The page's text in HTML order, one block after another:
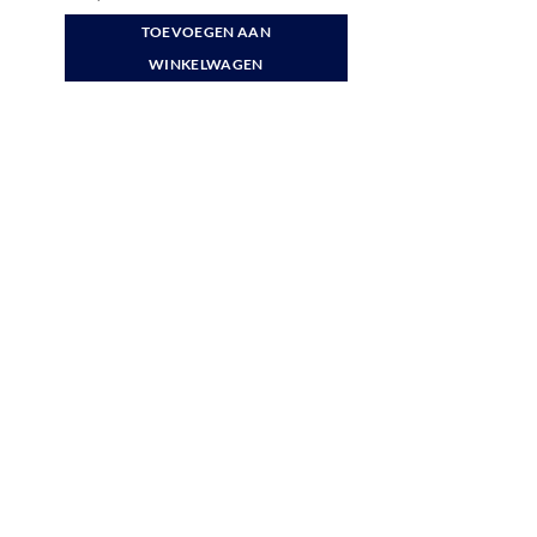
TOEVOEGEN AAN
WINKELWAGEN